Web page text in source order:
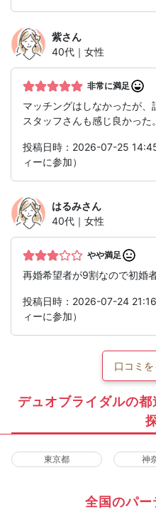
紫さん
40代｜女性
非常に満足
マッチングはしなかったが、
スタッフさんも感じ良かった。
投稿日時：2026-07-25
ィーに参加）
はるみさん
40代｜女性
やや満足
再婚希望者が9割なので初婚
投稿日時：2026-07-24
ィーに参加）
口コミ
デュオブライダルの
東京都 神
全国のパー